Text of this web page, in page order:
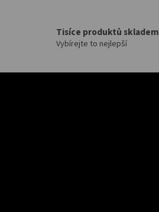
Tisíce produktů skladem
Vybírejte to nejlepší